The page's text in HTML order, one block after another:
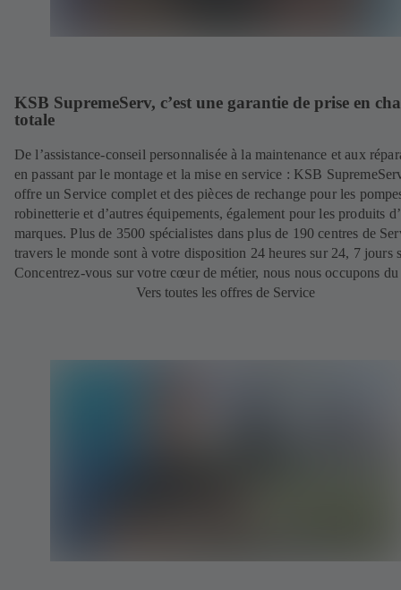
KSB SupremeServ, c’est une garantie de prise en
totale
De l’assistance-conseil personnalisée à la maintenance et aux
en passant par le montage et la mise en service : KSB
offre un Service complet et des pièces de rechange pour les
robinetterie et d’autres équipements, également pour les produits
marques. Plus de 3500 spécialistes dans plus de 190 centres de
travers le monde sont à votre disposition 24 heures sur 24, 7 jours
Concentrez-vous sur votre cœur de métier, nous nous occupons du
Vers toutes les offres de Service